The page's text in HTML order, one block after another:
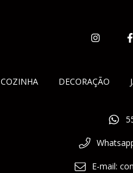
COZINHA DECORAÇÃO
E-mail: